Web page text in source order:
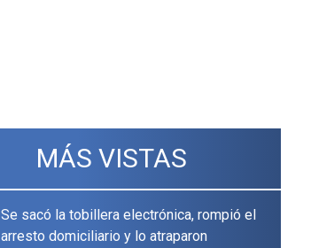
MÁS VISTAS
Se sacó la tobillera electrónica, rompió el
arresto domiciliario y lo atraparon